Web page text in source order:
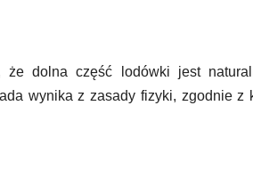
dolna część lodówki jest
wynika z zasady fizyki, zgodnie z